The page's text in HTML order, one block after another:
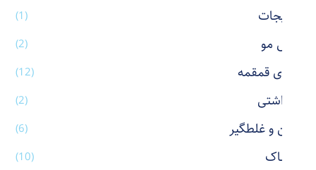
بدلیجات (1)
برس مو (2)
بطری قمقمه (12)
بهداشتی (2)
پاکن و غلطگیر (6)
پوشاک (10)